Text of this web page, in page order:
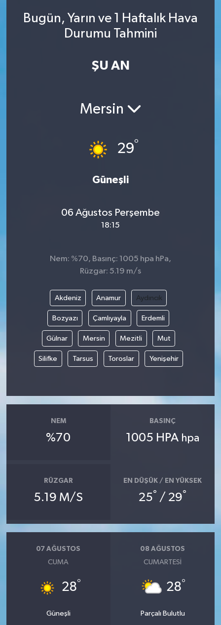
Bugün, Yarın ve 1 Haftalık Hava
Durumu Tahmini
ŞU AN
Mersin
29°
Güneşli
06 Ağustos Perşembe
18:15
Nem: %70, Basınç: 1005 hpa hPa,
Rüzgar: 5.19 m/s
Akdeniz Anamur Aydıncık
Bozyazı Çamlıyayla Erdemli
Gülnar Mersin Mezitli Mut
Silifke Tarsus Toroslar Yenişehir
NEM
%70
BASINÇ
1005 HPA hpa
RÜZGAR
5.19 M/S
EN DÜŞÜK / EN YÜKSEK
25° / 29°
07 AĞUSTOS
CUMA
28°
Güneşli
08 AĞUSTOS
CUMARTESI
28°
Parçalı Bulutlu